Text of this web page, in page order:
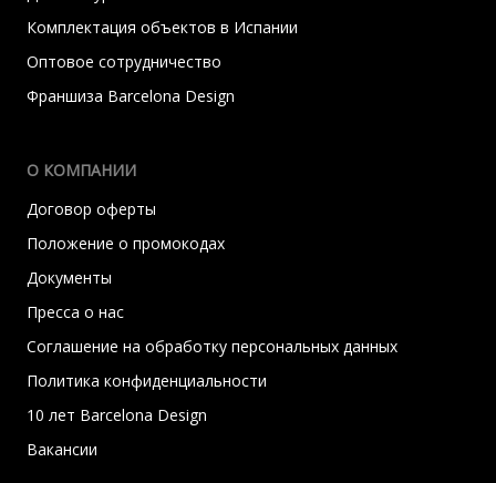
Комплектация объектов в Испании
Оптовое сотрудничество
Франшиза Barcelona Design
О КОМПАНИИ
Договор оферты
Положение о промокодах
Документы
Пресса о нас
Соглашение на обработку персональных данных
Политика конфиденциальности
10 лет Barcelona Design
Вакансии